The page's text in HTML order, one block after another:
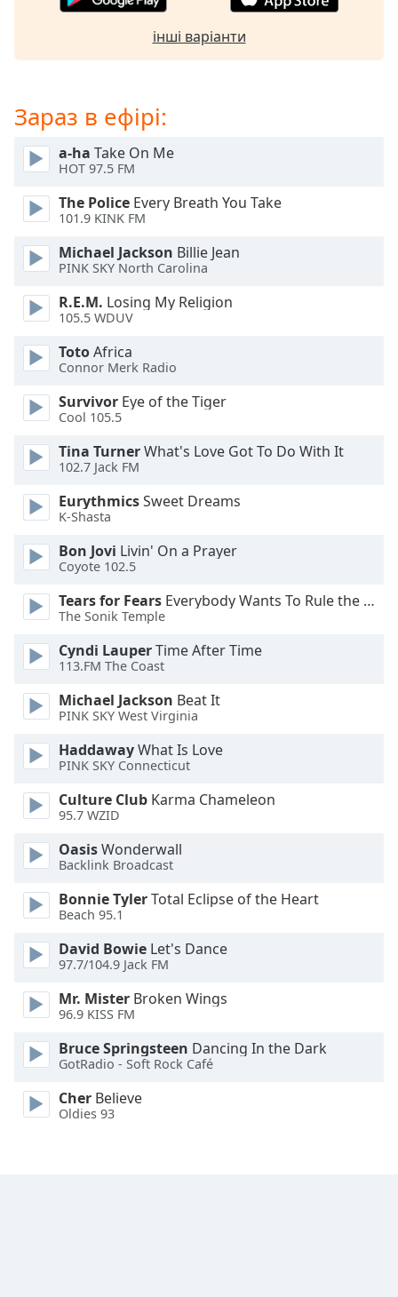
Escape
and
close
Text
Color
Opacity
Text
Background
Area
Background
Color
Opacity
Font
Size
Text
Edge
Style
Font
Done
Close
Dialog
End
dialog
інші варіанти
Зараз в ефірі:
a-ha Take On Me
HOT 97.5 FM
The Police Every Breath You Take
101.9 KINK FM
Michael Jackson Billie Jean
PINK SKY North Carolina
R.E.M. Losing My Religion
105.5 WDUV
TotoAfrica
Connor Merk Radio
Survivor Eye of the Tiger
Cool 105.5
Tina TurnerWhat's Love Got To Do With It
102.7 Jack FM
EurythmicsSweet Dreams
K-Shasta
Bon Jovi Livin' On a Prayer
Coyote 102.5
Tears for Fears Everybody Wants To Rule the World
The Sonik Temple
Cyndi LauperTime After Time
113.FM The Coast
Michael Jackson Beat It
PINK SKY West Virginia
HaddawayWhat Is Love
PINK SKY Connecticut
Culture Club Karma Chameleon
95.7 WZID
OasisWonderwall
Backlink Broadcast
Bonnie TylerTotal Eclipse of the Heart
Beach 95.1
David Bowie Let's Dance
97.7/104.9 Jack FM
Mr. Mister Broken Wings
96.9 KISS FM
Bruce Springsteen Dancing In the Dark
GotRadio - Soft Rock Café
Cher Believe
Oldies 93